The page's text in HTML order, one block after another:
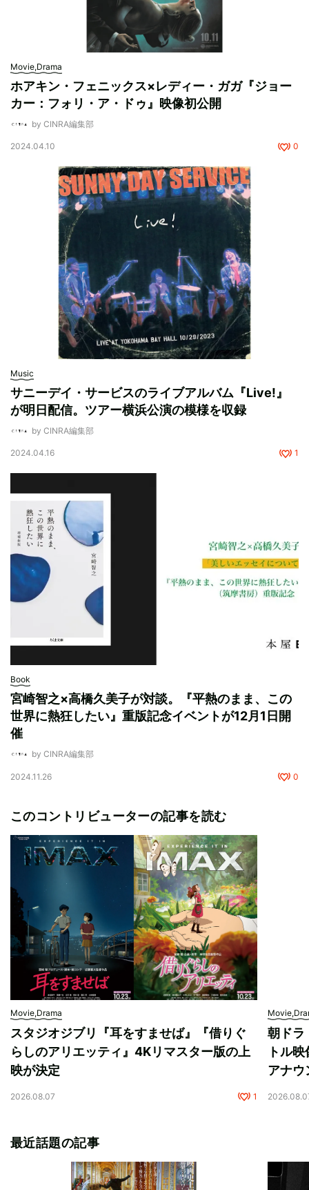
Movie,Drama
ホアキン・フェニックス×レディー・ガガ『ジョー
カー：フォリ・ア・ドゥ』映像初公開
by CINRA編集部
2024.04.10 0
Music
サニーデイ・サービスのライブアルバム『Live!』
が明日配信。ツアー横浜公演の模様を収録
by CINRA編集部
2024.04.16 1
Book
宮崎智之×高橋久美子が対談。『平熱のまま、この
世界に熱狂したい』重版記念イベントが12月1日開
催
by CINRA編集部
2024.11.26 0
このコントリビューターの記事を読む
Movie,Drama
スタジオジブリ『耳をすませば』『借りぐ
らしのアリエッティ』4Kリマスター版の上
映が決定
2026.08.07 1
朝ドラ
トル
アナウ
最近話題の記事